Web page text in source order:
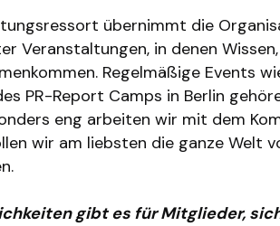
übernimmt die
Veranstaltungen, in denen
Regelmäßige Events
PR-Report Camps in Berlin
eng arbeiten wir mit dem
wir am liebsten die ganze Welt
gibt es für Mitglieder,